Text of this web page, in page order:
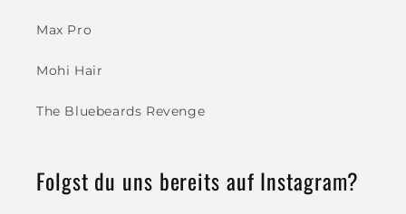
Max Pro
Mohi Hair
The Bluebeards Revenge
Folgst du uns bereits auf Instagram?